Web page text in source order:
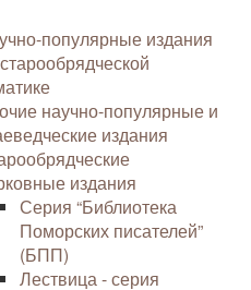
популярные издания
научно-популярные и
издания
издания
Серия “Библиотека
Поморских писателей”
(БПП)
Лествица - серия